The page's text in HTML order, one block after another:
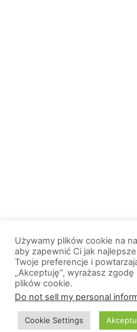
© 2013-2026, All Rights
O nas
Logo portalu
Używamy plików cookie na
aby zapewnić Ci jak
Twoje preferencje i
„Akceptuję”, wyrażasz
plików cookie.
Do not sell my personal
Cookie Settings